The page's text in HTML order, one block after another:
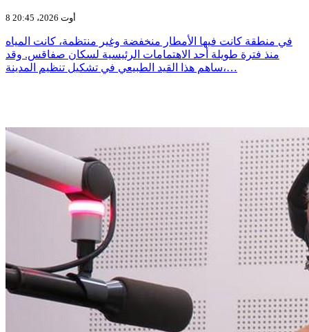
8 أوت 2026، 20:45
في منطقة كانت فيها الأمطار منخفضة وغير منتظمة، كانت المياه
منذ فترة طويلة أحد الاهتمامات الرئيسية لسكان صفاقس. وقد
ساهم هذا القيد الطبيعي في تشكيل تنظيم المدينة،…